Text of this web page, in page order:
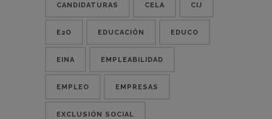
CANDIDATURAS CELA CIJ
E2O EDUCACIÓN EDUCO
EINA EMPLEABILIDAD
EMPLEO EMPRESAS
EXCLUSIÓN SOCIAL